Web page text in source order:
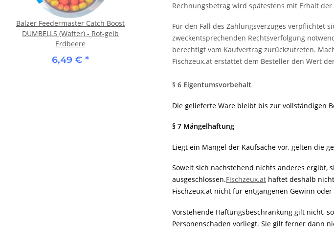
Rechnungsbetrag wird spätestens mit Erhalt
Für den Fall des Zahlungsverzuges verpflichtet
zweckentsprechenden Rechtsverfolgung
berechtigt vom Kaufvertrag zurückzutreten.
Fischzeux.at erstattet dem Besteller den Wert
§ 6 Eigentumsvorbehalt
Die gelieferte Ware bleibt bis zur vollständigen
§ 7 Mängelhaftung
Liegt ein Mangel der Kaufsache vor, gelten die
Soweit sich nachstehend nichts anderes ergibt,
ausgeschlossen.Fischzeux.at haftet deshalb
Fischzeux.at nicht für entgangenen Gewinn
Vorstehende Haftungsbeschränkung gilt nicht,
Personenschaden vorliegt. Sie gilt ferner dann
Balzer Feedermaster Catch Boost
DUMBELLS (Wafter) - Rot-gelb
Erdbeere
6,49 € *
Balzer Feedermaster Catch Boost
Appetitanreger - Knoblauch
9,69 €*
Balzer Tactics 2go
Freilaufrolle
ab